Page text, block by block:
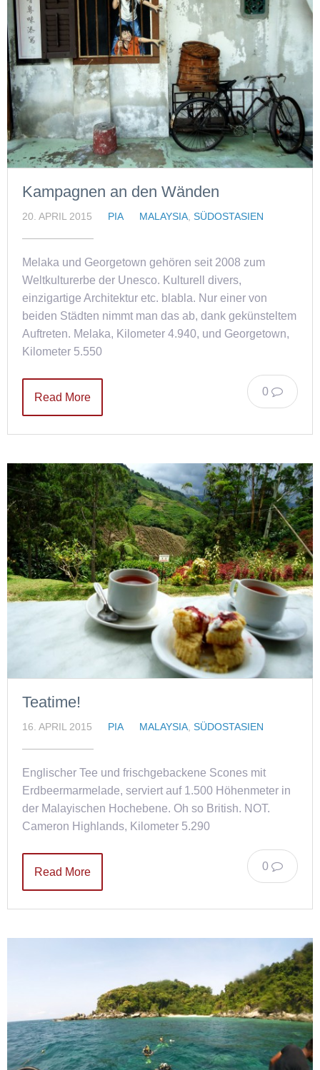
Kampagnen an den Wänden
20. APRIL 2015 PIA MALAYSIA, SÜDOSTASIEN
Melaka und Georgetown gehören seit 2008 zum
Weltkulturerbe der Unesco. Kulturell divers,
einzigartige Architektur etc. blabla. Nur einer von
beiden Städten nimmt man das ab, dank gekünsteltem
Auftreten. Melaka, Kilometer 4.940, und Georgetown,
Kilometer 5.550
0
Read More
Teatime!
16. APRIL 2015 PIA MALAYSIA SÜDOSTASIEN
Englischer Tee und frischgebackene Scones mit
Erdbeermarmelade, serviert auf 1.500 Höhenmeter in
der Malayischen Hochebene. Oh so British. NOT.
Cameron Highlands, Kilometer 5.290
0
Read More